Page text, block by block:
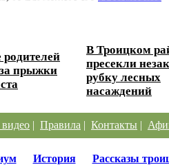
прыжки
В Троицком
пресекли
рубку лесных
насаждений
| Правила | Контакты |
История Рассказы